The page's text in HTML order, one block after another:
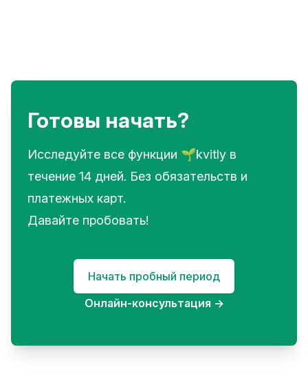
Готовы начать?
Исследуйте все функции 🌱kvitly в
течение 14 дней. Без обязательств и
платежных карт.
Давайте пробовать!
Начать пробный период
Онлайн-консультация →